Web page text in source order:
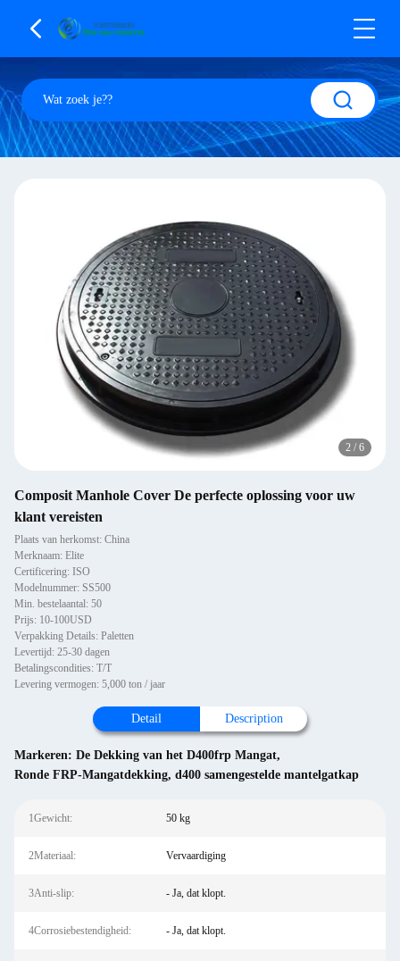
2 / 6
Composit Manhole Cover De perfecte oplossing voor uw
klant vereisten
Plaats van herkomst: China
Merknaam: Elite
Certificering: ISO
Modelnummer: SS500
Min. bestelaantal: 50
Prijs: 10-100USD
Verpakking Details: Paletten
Levertijd: 25-30 dagen
Betalingscondities: T/T
Levering vermogen: 5,000 ton / jaar
Detail Description
Markeren: De Dekking van het D400frp Mangat,
Ronde FRP-Mangatdekking, d400 samengestelde mantelgatkap
1Gewicht: 50 kg
2Materiaal: Vervaardiging
3Anti-slip: - Ja, dat klopt.
4Corrosiebestendigheid: - Ja, dat klopt.